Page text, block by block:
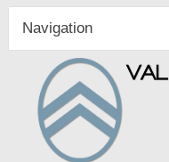
Navigation